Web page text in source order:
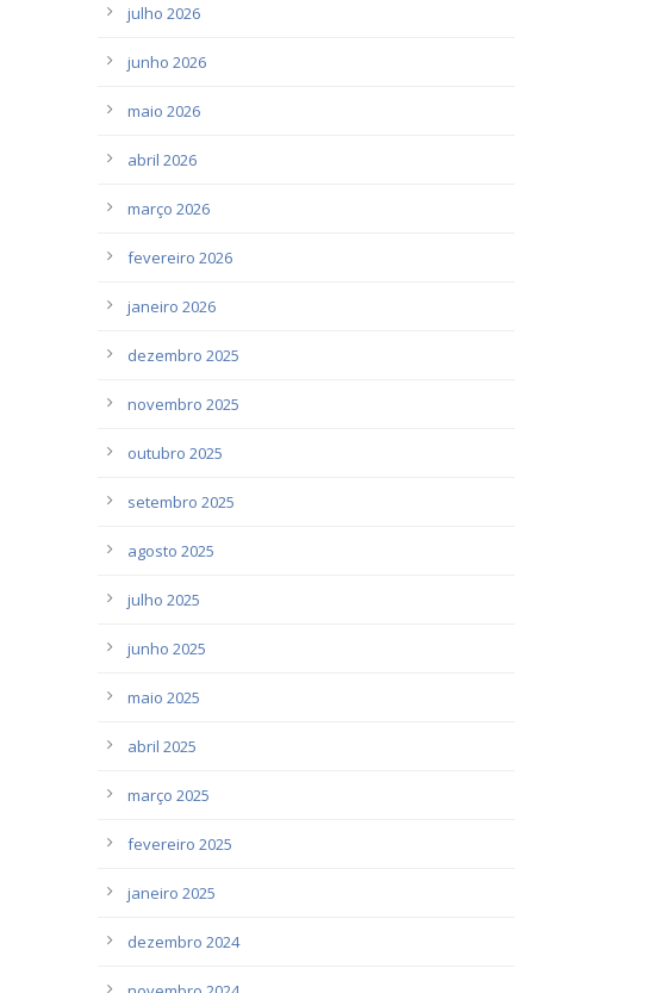
julho 2026
junho 2026
maio 2026
abril 2026
março 2026
fevereiro 2026
janeiro 2026
dezembro 2025
novembro 2025
outubro 2025
setembro 2025
agosto 2025
julho 2025
junho 2025
maio 2025
abril 2025
março 2025
fevereiro 2025
janeiro 2025
dezembro 2024